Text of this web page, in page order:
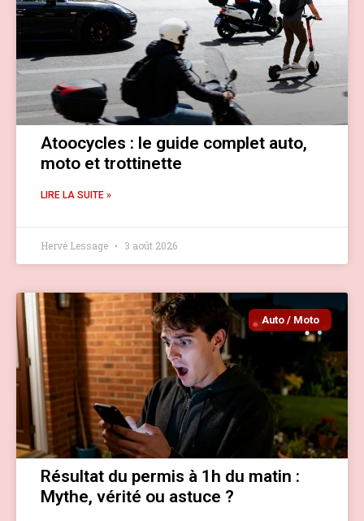
Atoocycles : le guide complet auto,
moto et trottinette
LIRE LA SUITE »
Hervé Lessage 3 août 2026
Auto / Moto
Résultat du permis à 1h du matin :
Mythe, vérité ou astuce ?